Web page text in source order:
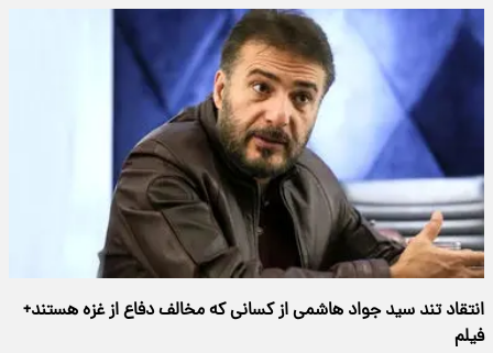
انتقاد تند سید جواد هاشمی از کسانی که مخالف دفاع از غزه هستند+
فیلم